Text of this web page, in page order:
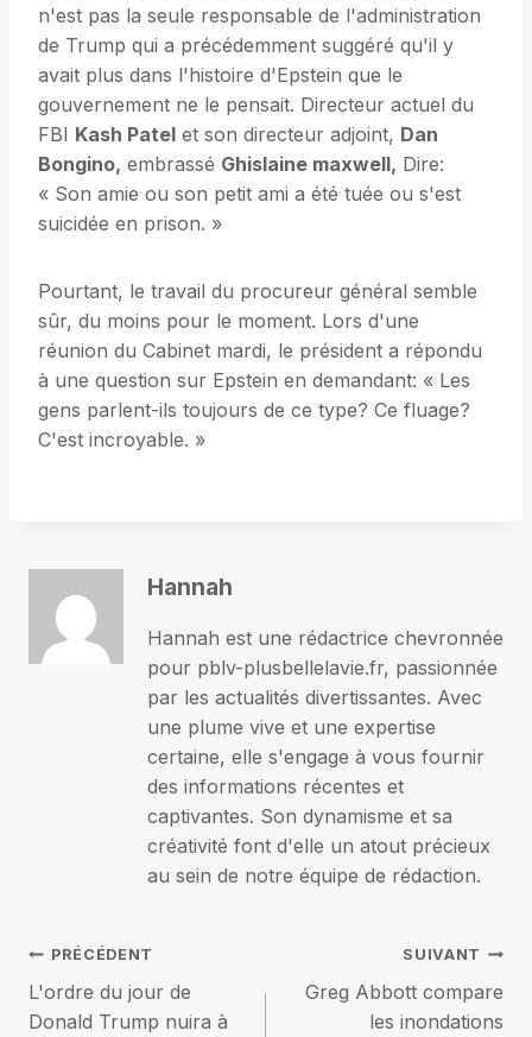
n'est pas la seule responsable de l'administration
de Trump qui a précédemment suggéré qu'il y
avait plus dans l'histoire d'Epstein que le
gouvernement ne le pensait. Directeur actuel du
FBI Kash Patel et son directeur adjoint, Dan
Bongino, embrassé Ghislaine maxwell, Dire:
« Son amie ou son petit ami a été tuée ou s'est
suicidée en prison. »
Pourtant, le travail du procureur général semble
sûr, du moins pour le moment. Lors d'une
réunion du Cabinet mardi, le président a répondu
à une question sur Epstein en demandant: « Les
gens parlent-ils toujours de ce type? Ce fluage?
C'est incroyable. »
Hannah
Hannah est une rédactrice chevronnée
pour pblv-plusbellelavie.fr, passionnée
par les actualités divertissantes. Avec
une plume vive et une expertise
certaine, elle s'engage à vous fournir
des informations récentes et
captivantes. Son dynamisme et sa
créativité font d'elle un atout précieux
au sein de notre équipe de rédaction.
Navigation
de
PRÉCÉDENT
L'ordre du jour de
Donald Trump nuira à
SUIVANT
Greg Abbott compare
les inondations